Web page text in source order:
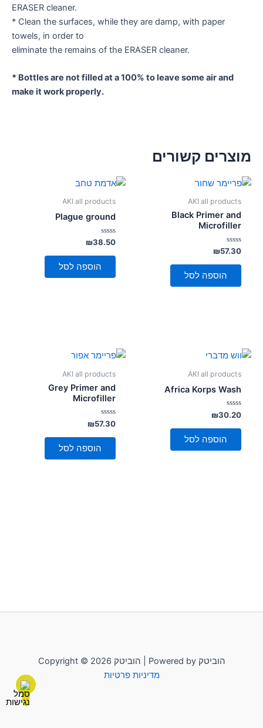
ERASER cleaner.
* Clean the surfaces, while they are damp, with paper
towels, in order to
eliminate the remains of the ERASER cleaner.
* Bottles are not filled at a 100% to leave some air and
make it work properly.
מוצרים קשורים
AKI all products
Black Primer and
Microfiller
דורג
0
מתוך
₪57.30
הוספה לסל
AKI all products
Plague ground
דורג
0
מתוך
₪38.50
הוספה לסל
AKI all products
Africa Korps Wash
דורג
0
מתוך
₪30.20
הוספה לסל
AKI all products
Grey Primer and
Microfiller
דורג
0
מתוך
₪57.30
הוספה לסל
Copyright © 2026 הוביטק | Powered by הוביטק
מדיניות פרטיות